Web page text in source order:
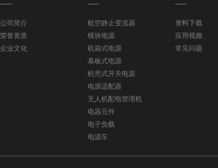
——
公司简介
荣誉资质
企业文化
——
航空静止变流器
模块电源
机箱式电源
基板式电源
机壳式开关电源
电源适配器
无人机配电管理机
电器元件
电子负载
电源车
——
资料下载
应用视频
常见问题